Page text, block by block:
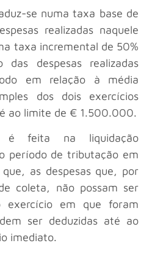
se numa taxa base de
realizadas naquele
taxa incremental de 50%
das despesas realizadas
em relação à média
dos dois exercícios
ao limite de € 1.500.000.
é feita na liquidação
período de tributação em
que, as despesas que, por
coleta, não possam ser
exercício em que foram
ser deduzidas até ao
imediato.